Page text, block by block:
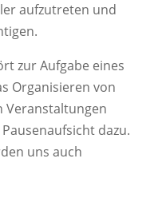
aufzutreten und
zur Aufgabe eines
Organisieren von
Veranstaltungen
dazu.
uns auch